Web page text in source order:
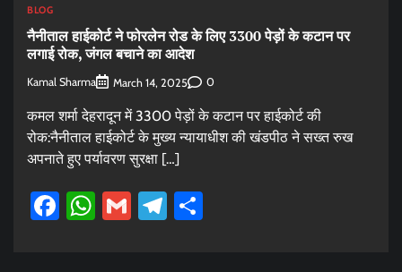
BLOG
नैनीताल हाईकोर्ट ने फोरलेन रोड के लिए 3300 पेड़ों के कटान पर
लगाई रोक, जंगल बचाने का आदेश
Kamal Sharma March 14, 2025 0
कमल शर्मा देहरादून में 3300 पेड़ों के कटान पर हाईकोर्ट की
रोक:नैनीताल हाईकोर्ट के मुख्य न्यायाधीश की खंडपीठ ने सख्त रुख
अपनाते हुए पर्यावरण सुरक्षा […]
Facebook
WhatsApp
GmailTelegram